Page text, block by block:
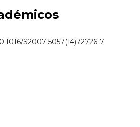
S2007-5057(14)72726-7